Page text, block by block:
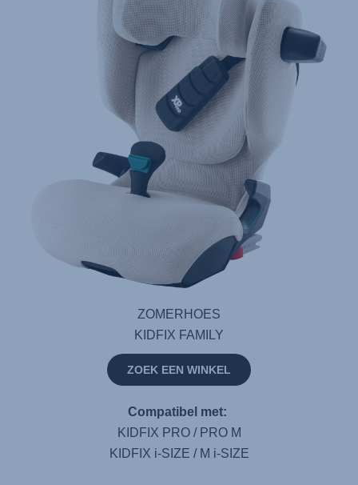
ZOMERHOES
KIDFIX FAMILY
ZOEK EEN WINKEL
Compatibel met:
KIDFIX PRO / PRO M
KIDFIX i-SIZE / M i-SIZE